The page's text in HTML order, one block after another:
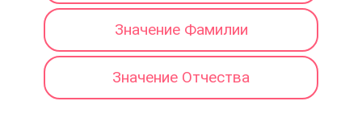
Значение Фамилии
Значение Отчества